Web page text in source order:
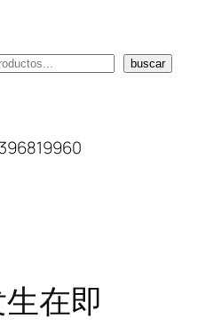
buscar
在即